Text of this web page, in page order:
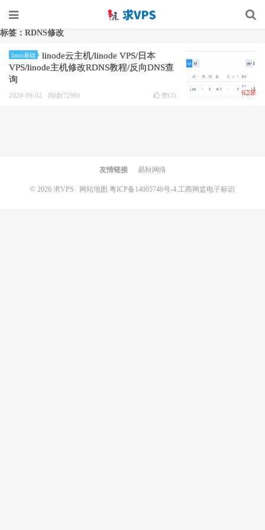
标签：RDNS修改
linux基础
linode云主机/linode VPS/日本
VPS/linode主机修改RDNS教程/反向DNS查
询
2020-09-02 阅读(7298) 赞(3)
友情链接 易秋网络
© 2026 求VPS 网站地图 粤ICP备14005746号-4.工商网监电子标识